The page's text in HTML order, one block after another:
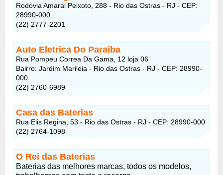
Rodovia Amaral Peixoto, 288 - Rio das Ostras - RJ - CEP:
28990-000
(22) 2777-2201
Auto Eletrica Do Paraiba
Rua Pompeu Correa Da Gama, 12 loja 06
Bairro: Jardim Marileia - Rio das Ostras - RJ - CEP: 28990-
000
(22) 2760-6989
Casa das Baterias
Rua Elis Regina, 53 - Rio das Ostras - RJ - CEP: 28990-000
(22) 2764-1098
O Rei das Baterias
Baterias das melhores marcas, todos os modelos,